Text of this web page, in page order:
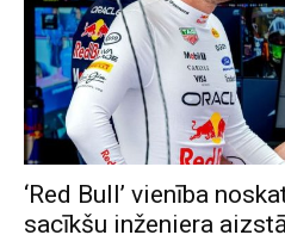
‘Red Bull’ vienība
sacīkšu inženiera